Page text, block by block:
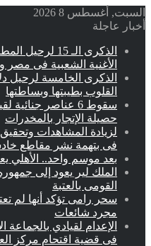
السبت, أغسطس 8 2026
أخبار عاجلة
الذكرى الـ 15
الأغنية الشعبية فى مصر
الذكرى الخامسة لرحيل
القلوب بطيبتها وبساطتها
حصيلة الإتجار بالمخدرات
لزيادة المشاهدات
فى بتهمة نشر مقاطع
بعد موسم واحد..
الملك لير يعود إلى
القومى بالعتبة
سحر رامى تؤكد أنها لم
مجرد شائعات
الإعدام لقيادي بالجماعة
فى قضية اقتحام مركز